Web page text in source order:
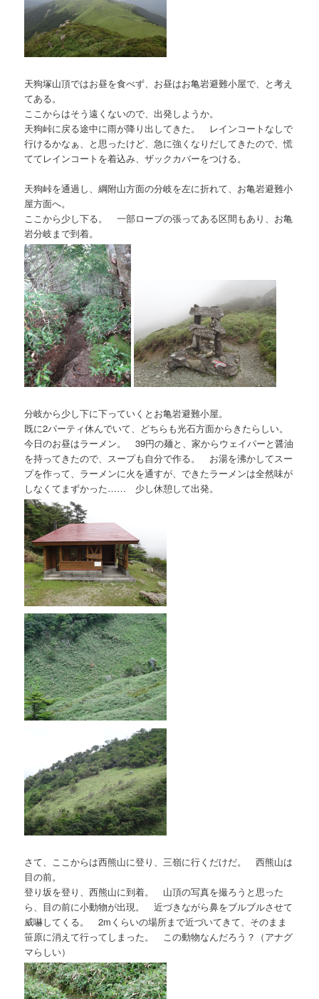
天狗塚山頂ではお昼を食べず、お昼はお亀岩避難小屋で、と考え
てある。
ここからはそう遠くないので、出発しようか。
天狗峠に戻る途中に雨が降り出してきた。 レインコートなしで
行けるかなぁ、と思ったけど、急に強くなりだしてきたので、慌
ててレインコートを着込み、ザックカバーをつける。
天狗峠を通過し、綱附山方面の分岐を左に折れて、お亀岩避難小
屋方面へ。
ここから少し下る。 一部ロープの張ってある区間もあり、お亀
岩分岐まで到着。
分岐から少し下に下っていくとお亀岩避難小屋。
既に2パーティ休んでいて、どちらも光石方面からきたらしい。
今日のお昼はラーメン。 39円の麺と、家からウェイパーと醤油
を持ってきたので、スープも自分で作る。 お湯を沸かしてスー
プを作って、ラーメンに火を通すが、できたラーメンは全然味が
しなくてまずかった…… 少し休憩して出発。
さて、ここからは西熊山に登り、三嶺に行くだけだ。 西熊山は
目の前。
登り坂を登り、西熊山に到着。 山頂の写真を撮ろうと思った
ら、目の前に小動物が出現。 近づきながら鼻をブルブルさせて
威嚇してくる。 2mくらいの場所まで近づいてきて、そのまま
笹原に消えて行ってしまった。 この動物なんだろう？（アナグ
マらしい）